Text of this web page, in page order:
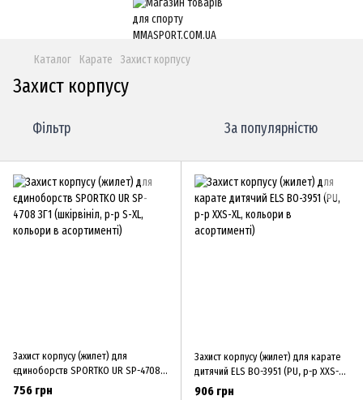
Каталог Карате Захист корпусу
Захист корпусу
Фільтр За популярністю
Захист корпусу (жилет) для
єдиноборств SPORTKO UR SP-4708
ЗГ1 (шкірвініл, р-р S-XL, кольори в
756 грн
Захист корпусу (жилет) для карате
дитячий ELS BO-3951 (PU, р-р XXS-
XL, кольори в асортименті)
906 грн